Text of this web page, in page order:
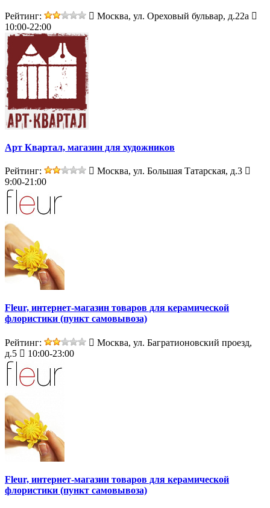
Рейтинг:
Москва, ул. Ореховый бульвар, д.22а
10:00-22:00
Арт Квартал, магазин для художников
Рейтинг:
Москва, ул. Большая Татарская, д.3
9:00-21:00
Fleur, интернет-магазин товаров для керамической
флористики (пункт самовывоза)
Рейтинг:
Москва, ул. Багратионовский проезд,
д.5
10:00-23:00
Fleur, интернет-магазин товаров для керамической
флористики (пункт самовывоза)